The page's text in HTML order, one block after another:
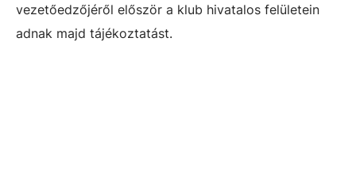
vezetőedzőjéről először a klub hivatalos felületein
adnak majd tájékoztatást.